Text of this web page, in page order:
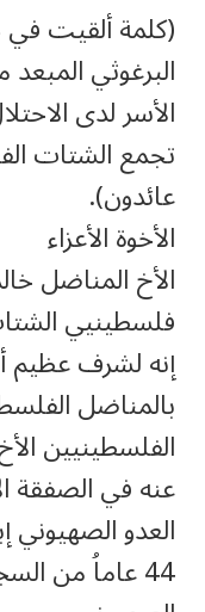
(كلمة ألقيت في
الأسر لدى
تجمع الشتات
عائدون).
الأخوة الأعزاء
الأخ المناضل
فلسطينيي
إنه لشرف عظيم
بالمناضل
الفلسطينيين
عنه في الصفقة
العدو
44 عاماُ من